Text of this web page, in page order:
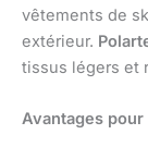
vêtements de
extérieur.
tissus légers et
Avantages